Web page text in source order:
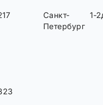
Санкт-
Петербург
1-